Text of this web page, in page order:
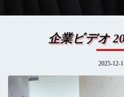
企業ビデオ
2025-12-